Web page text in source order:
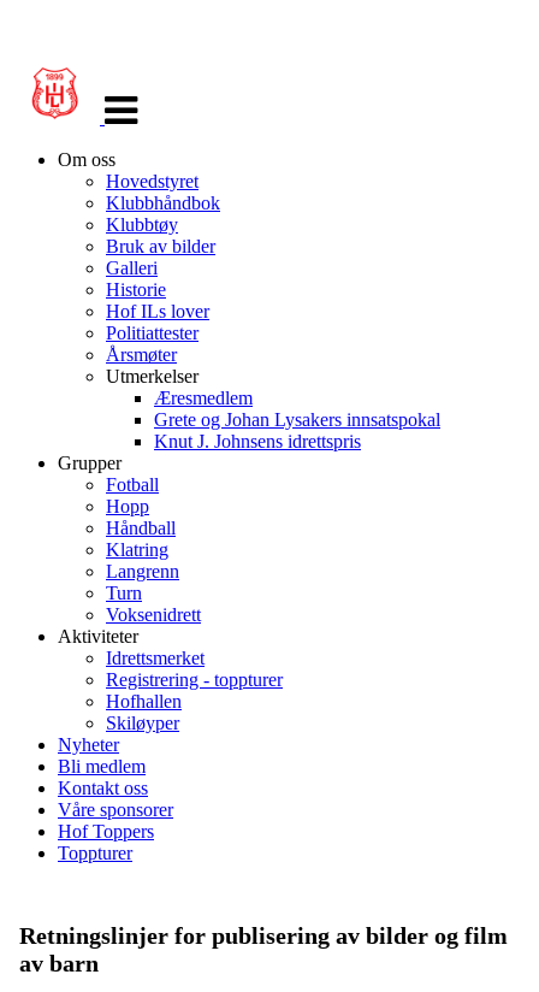
navigasjon
Om oss
Hovedstyret
Klubbhåndbok
Klubbtøy
Bruk av bilder
Galleri
Historie
Hof ILs lover
Politiattester
Årsmøter
Utmerkelser
Æresmedlem
Grete og Johan Lysakers innsatspokal
Knut J. Johnsens idrettspris
Grupper
Fotball
Hopp
Håndball
Klatring
Langrenn
Turn
Voksenidrett
Aktiviteter
Idrettsmerket
Registrering - toppturer
Hofhallen
Skiløyper
Nyheter
Bli medlem
Kontakt oss
Våre sponsorer
Hof Toppers
Toppturer
Retningslinjer for publisering av bilder og film
av barn